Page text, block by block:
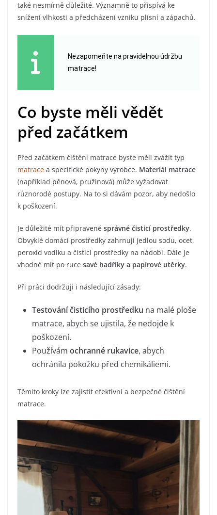
také nesmírně důležité. Významně to přispívá ke
snížení vlhkosti a předcházení vzniku plísní a zápachů.
Nezapomeňte na pravidelnou údržbu
matrace!
Co byste měli vědět
před začátkem
Před začátkem čištění matrace byste měli zvážit typ
matrace a specifické pokyny výrobce. Materiál matrace
(například pěnová, pružinová) může vyžadovat
různorodé postupy. Na to si dávám pozor, aby nedošlo
k poškození.
Je důležité mít připravené správné čisticí prostředky.
Obvyklé domácí prostředky zahrnují jedlou sodu, ocet,
peroxid vodíku a čistící prostředky na nádobí. Dále je
vhodné mít po ruce savé hadříky a papírové utěrky.
Při práci dodržuji i následující zásady:
Testování čisticího prostředku na malé ploše
matrace, abych se ujistila, že nedojde k
poškození.
Používám ochranné rukavice, abych
ochránila pokožku před chemikáliemi.
Těmito kroky lze zajistit efektivní a bezpečné čištění
matrace.